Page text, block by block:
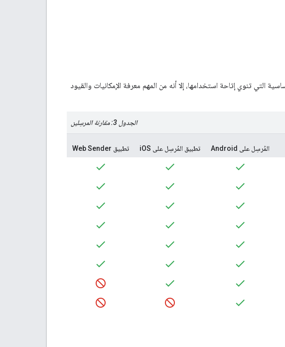
التي تنوي إتاحة استخدامها، إلا أنه من المهم معرفة الإمكانيات والقيود
الجدول 3: مقارنة المرسِلين
المُرسِل على Android تطبيق المُرسِل على iOS تطبيق Web Sender